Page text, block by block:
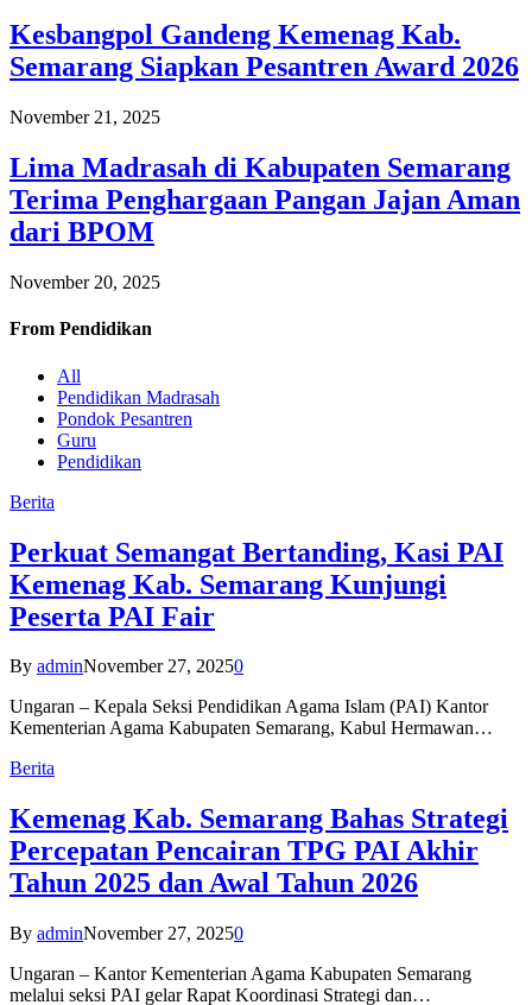
Kesbangpol Gandeng Kemenag Kab.
Semarang Siapkan Pesantren Award 2026
November 21, 2025
Lima Madrasah di Kabupaten Semarang
Terima Penghargaan Pangan Jajan Aman
dari BPOM
November 20, 2025
From Pendidikan
All
Pendidikan Madrasah
Pondok Pesantren
Guru
Pendidikan
Berita
Perkuat Semangat Bertanding, Kasi PAI
Kemenag Kab. Semarang Kunjungi
Peserta PAI Fair
By adminNovember 27, 20250
Ungaran – Kepala Seksi Pendidikan Agama Islam (PAI) Kantor
Kementerian Agama Kabupaten Semarang, Kabul Hermawan…
Berita
Kemenag Kab. Semarang Bahas Strategi
Percepatan Pencairan TPG PAI Akhir
Tahun 2025 dan Awal Tahun 2026
By adminNovember 27, 20250
Ungaran – Kantor Kementerian Agama Kabupaten Semarang
melalui seksi PAI gelar Rapat Koordinasi Strategi dan…